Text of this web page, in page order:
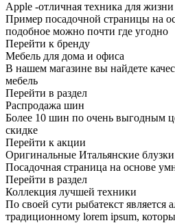
Apple -отличная техника для жизни
Пример посадочной страницы на
подобное можно почти где угодно
Перейти к бренду
Мебель для дома и офиса
В нашем магазине вы найдете
мебель
Перейти в раздел
Распродажа шин
Более 10 шин по очень выгодным
скидке
Перейти к акции
Оригинальные Итальянские блузки
Посадочная страница на основе
Перейти в раздел
Коллекция лучшей техники
По своей сути рыбатекст является
традиционному lorem ipsum,